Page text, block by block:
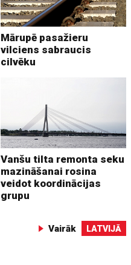
Mārupē pasažieru
vilciens sabraucis
cilvēku
Vanšu tilta remonta seku
mazināšanai rosina
veidot koordinācijas
grupu
Vairāk LATVIJĀ